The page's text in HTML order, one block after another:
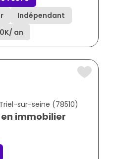
Indépendant
/ an
sur-seine (78510)
immobilier